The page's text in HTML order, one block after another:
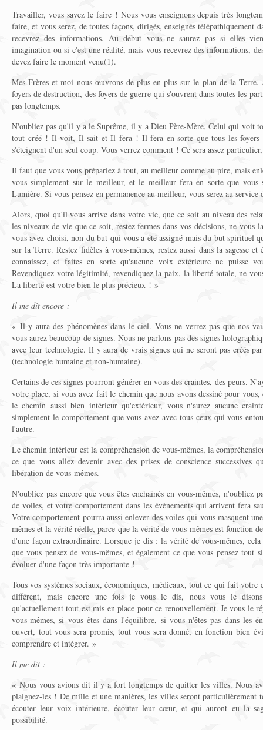
Travailler, vous savez le faire ! Nous vous enseignons depuis très
faire, et vous serez, de toutes façons, dirigés, enseignés télépathiquement
recevrez des informations. Au début vous ne saurez pas si elles
imagination ou si c'est une réalité, mais vous recevrez des informations,
devez faire le moment venu(1).
Mes Frères et moi nous œuvrons de plus en plus sur le plan de la
foyers de destruction, des foyers de guerre qui s'ouvrent dans toutes les
pas longtemps.
N'oubliez pas qu'il y a le Suprême, il y a Dieu Père-Mère, Celui qui voit
tout créé ! Il voit, Il sait et Il fera ! Il fera en sorte que tous les foyers
s'éteignent d'un seul coup. Vous verrez comment ! Ce sera assez
Il faut que vous vous prépariez à tout, au meilleur comme au pire, mais
vous simplement sur le meilleur, et le meilleur fera en sorte que vous
Lumière. Si vous pensez en permanence au meilleur, vous serez au
Alors, quoi qu'il vous arrive dans votre vie, que ce soit au niveau des
les niveaux de vie que ce soit, restez fermes dans vos décisions, ne vous
vous avez choisi, non du but qui vous a été assigné mais du but spirituel
sur la Terre. Restez fidèles à vous-mêmes, restez aussi dans la sagesse
connaissez, et faites en sorte qu'aucune voix extérieure ne puisse
Revendiquez votre légitimité, revendiquez la paix, la liberté totale, ne
La liberté est votre bien le plus précieux ! »
Il me dit encore :
« Il y aura des phénomènes dans le ciel. Vous ne verrez pas que nos
vous aurez beaucoup de signes. Nous ne parlons pas des signes
avec leur technologie. Il y aura de vrais signes qui ne seront pas créés
(technologie humaine et non-humaine).
Certains de ces signes pourront générer en vous des craintes, des peurs.
votre place, si vous avez fait le chemin que nous avons dessiné pour
le chemin aussi bien intérieur qu'extérieur, vous n'aurez aucune
simplement le comportement que vous avez avec tous ceux qui vous
l'autre.
Le chemin intérieur est la compréhension de vous-mêmes, la
ce que vous allez devenir avec des prises de conscience successives
libération de vous-mêmes.
N'oubliez pas encore que vous êtes enchaînés en vous-mêmes, n'oubliez
de voiles, et votre comportement dans les évènements qui arrivent fera
Votre comportement pourra aussi enlever des voiles qui vous masquent
mêmes et la vérité réelle, parce que la vérité de vous-mêmes est fonction
d'une façon extraordinaire. Lorsque je dis : la vérité de vous-mêmes,
que vous pensez de vous-mêmes, et également ce que vous pensez
évoluer d'une façon très importante !
Tous vos systèmes sociaux, économiques, médicaux, tout ce qui fait
différent, mais encore une fois je vous le dis, nous vous le
qu'actuellement tout est mis en place pour ce renouvellement. Je vous le
vous-mêmes, si vous êtes dans l'équilibre, si vous n'êtes pas dans les
ouvert, tout vous sera promis, tout vous sera donné, en fonction bien
comprendre et intégrer. »
Il me dit :
« Nous vous avions dit il y a fort longtemps de quitter les villes. Nous
plaignez-les ! De mille et une manières, les villes seront particulièrement
écouter leur voix intérieure, écouter leur cœur, et qui auront eu la
possibilité.